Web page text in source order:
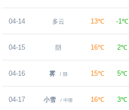
04-14 多云 13℃ -1℃
04-15 阴 16℃ 2℃
04-16 雾 / 阴 15℃ 5℃
04-17 小雪 / 中雨 16℃ 3℃